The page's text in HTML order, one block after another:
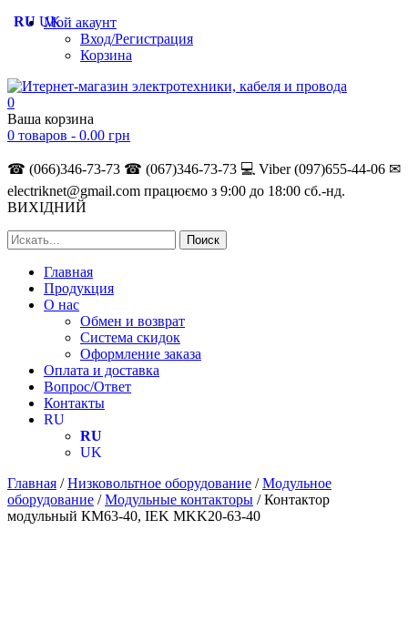
Мой акаунт
Вход/Регистрация
Корзина
0
Ваша корзина
0 товаров - 0.00 грн
☎ (066)346-73-73 ☎ (067)346-73-73 💻 Viber (097)655-44-06 ✉
electriknet@gmail.com працюємо з 9:00 до 18:00 сб.-нд.
ВИХІДНИЙ
Главная
Продукция
О нас
Обмен и возврат
Система скидок
Оформление заказа
Оплата и доставка
Вопрос/Ответ
Контакты
RU
RU
UK
Главная /Низковольтное оборудование /Модульное
оборудование /Модульные контакторы / Контактор
модульный КМ63-40, IEK MKK20-63-40
RU UK